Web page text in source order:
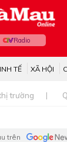
Radio
TẾ XÃ HỘI
trường
trên